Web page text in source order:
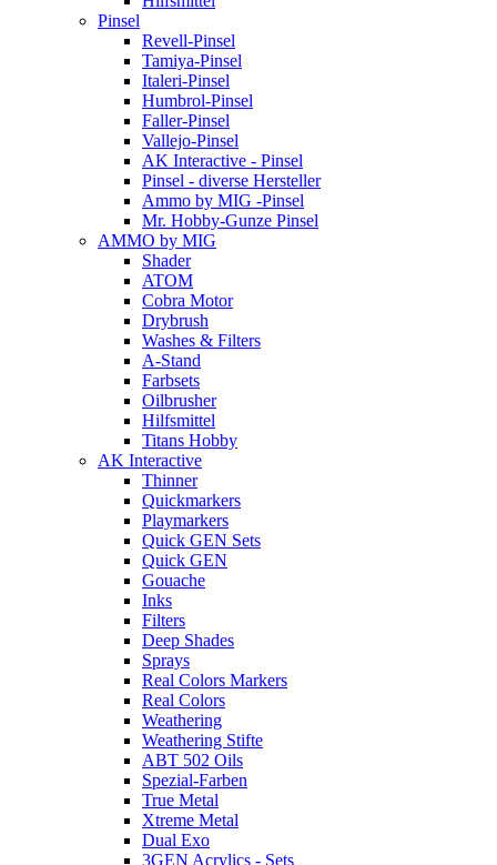
Pinsel
Revell-Pinsel
Tamiya-Pinsel
Italeri-Pinsel
Humbrol-Pinsel
Faller-Pinsel
Vallejo-Pinsel
AK Interactive - Pinsel
Pinsel - diverse Hersteller
Ammo by MIG -Pinsel
Mr. Hobby-Gunze Pinsel
AMMO by MIG
Shader
ATOM
Cobra Motor
Drybrush
Washes & Filters
A-Stand
Farbsets
Oilbrusher
Hilfsmittel
Titans Hobby
AK Interactive
Thinner
Quickmarkers
Playmarkers
Quick GEN Sets
Quick GEN
Gouache
Inks
Filters
Deep Shades
Sprays
Real Colors Markers
Real Colors
Weathering
Weathering Stifte
ABT 502 Oils
Spezial-Farben
True Metal
Xtreme Metal
Dual Exo
3GEN Acrylics - Sets